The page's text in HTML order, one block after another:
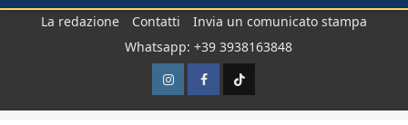
La redazione Contatti
Invia un comunicato stampa
Whatsapp: +39 3938163848
InstagramFacebook
TikTok